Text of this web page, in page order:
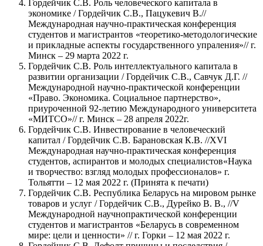
Гордейчик С.В. Роль человеческого капитала в
экономике / Гордейчик С.В., Пацукевич В.//
Международная научно-практическая конференция
студентов и магистрантов «теоретико-методологические
и прикладные аспекты государственного упраления»// г.
Минск – 29 марта 2022 г.
Гордейчик С.В. Роль интеллектуального капитала в
развитии организации / Гордейчик С.В., Савчук Д.Г. //
Международной научно-практической конференции
«Право. Экономика. Социальное партнерство»,
приуроченной 92-летию Международного университета
«МИТСО»// г. Минск – 28 апреля 2022г.
Гордейчик С.В. Инвестирование в человеческий
капитал / Гордейчик С.В. Барановская К.В. //XVI
Международная научно-практическая конференция
студентов, аспирантов и молодых специалистов«Наука
и творчество: взгляд молодых профессионалов» г.
Тольятти – 12 мая 2022 г. (Принята к печати)
Гордейчик С.В. Республика Беларусь на мировом рынке
товаров и услуг / Гордейчик С.В., Дурейко В. В., //V
Международной научнопрактической конференции
студентов и магистрантов «Беларусь в современном
мире: цели и ценности» // г. Горки – 12 мая 2022 г.